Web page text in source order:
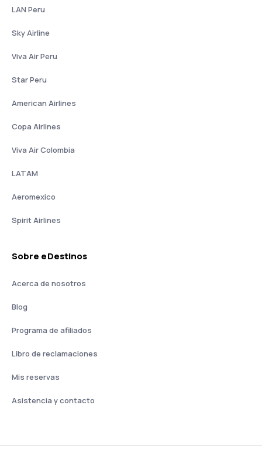
LAN Peru
Sky Airline
Viva Air Peru
Star Peru
American Airlines
Copa Airlines
Viva Air Colombia
LATAM
Aeromexico
Spirit Airlines
Sobre eDestinos
Acerca de nosotros
Blog
Programa de afiliados
Libro de reclamaciones
Mis reservas
Asistencia y contacto